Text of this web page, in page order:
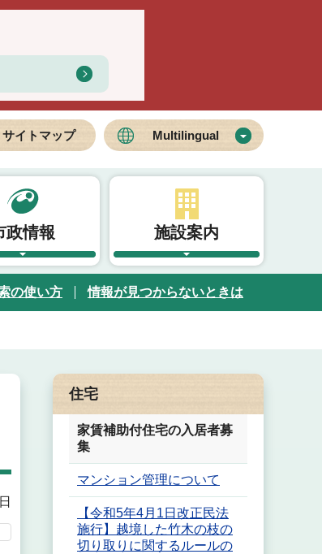
サイトマップ Multilingual
政情報 施設案内
の使い方 情報が見つからないときは
住宅
家賃補助付住宅の入居者募
集
マンション管理について
【令和5年4月1日改正民法
施行】越境した竹木の枝の
切り取りに関するルールの